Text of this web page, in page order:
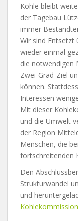
Kohle bleibt
der Tagebau
immer
Wir sind Entsetzt
wieder einmal
die notwendigen
Zwei-Grad-Ziel
können.
Interessen
Mit dieser
und die Umwelt
der Region
Menschen, die
fortschreitenden
Den
Strukturwandel
und